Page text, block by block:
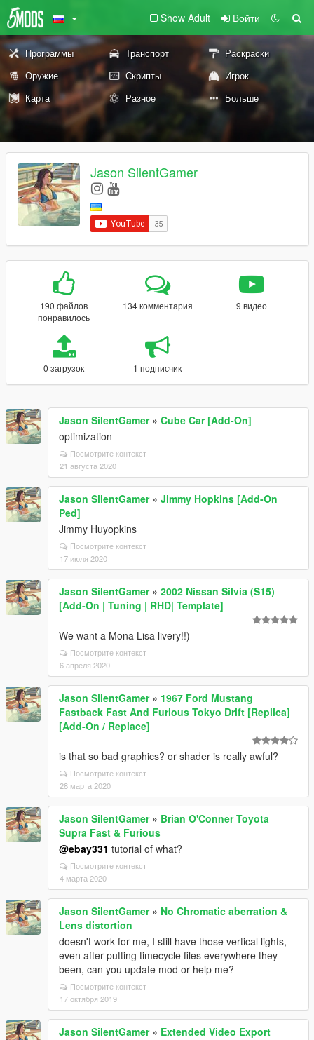
Show Adult Войти
Программы Транспорт
Раскраски
Оружие
Скрипты
Игрок
Карта
Разное Больше
Jason SilentGamer
190 файлов
понравилось
134 комментария 9 видео
0 загрузок 1 подписчик
Jason SilentGamer» Cube Car [Add-On]
optimization
Посмотрите контекст
21 августа 2020
Jason SilentGamer» Jimmy Hopkins [Add-On
Ped]
Jimmy Huyopkins
Посмотрите контекст
17 июля 2020
Jason SilentGamer» 2002 Nissan Silvia (S15)
[Add-On | Tuning | RHD| Template]
We want a Mona Lisa livery!!)
Посмотрите контекст
6 апреля 2020
Jason SilentGamer» 1967 Ford Mustang
Fastback Fast And Furious Tokyo Drift [Replica]
[Add-On / Replace]
is that so bad graphics? or shader is really awful?
Посмотрите контекст
28 марта 2020
Jason SilentGamer» Brian O'Conner Toyota
Supra Fast & Furious
@ebay331 tutorial of what?
Посмотрите контекст
4 марта 2020
Jason SilentGamer» No Chromatic aberration &
Lens distortion
doesn't work for me, I still have those vertical lights,
even after putting timecycle files everywhere they
been, can you update mod or help me?
Посмотрите контекст
17 октября 2019
Jason SilentGamer» Extended Video Export